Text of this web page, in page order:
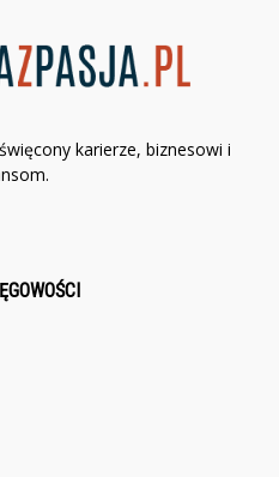
karierze, biznesowi i